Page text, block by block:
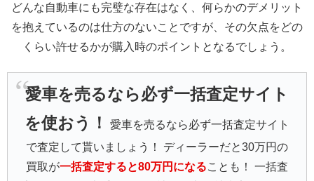
どんな自動車にも完璧な存在はなく、何らかのデメリット
を抱えているのは仕方のないことですが、その欠点をどの
くらい許せるかが購入時のポイントとなるでしょう。
愛車を売るなら必ず一括査定サイト
を使おう！
愛車を売るなら必ず一括査定サイト
で査定して貰いましょう！ ディーラーだと30万円の
買取が一括査定すると80万円になることも！ 一括査